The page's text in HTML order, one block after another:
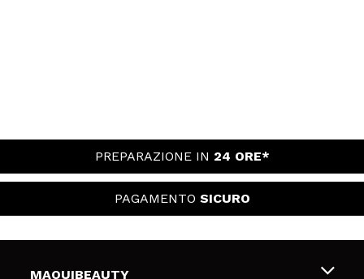
PREPARAZIONE IN 24 ORE*
PAGAMENTO SICURO
MAQUIBEAUTY